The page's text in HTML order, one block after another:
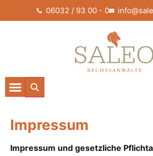
06032 / 93 00 - 0
Impressum
Impressum und gesetzliche